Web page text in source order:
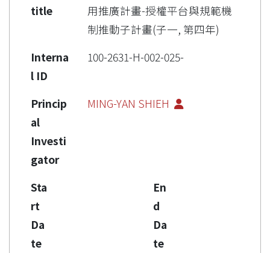
title
用推廣計畫-授權平台與規範機
制推動子計畫(子一, 第四年)
Interna
l ID
100-2631-H-002-025-
Princip
al
Investi
gator
MING-YAN SHIEH
Sta
rt
Da
te
En
d
Da
te